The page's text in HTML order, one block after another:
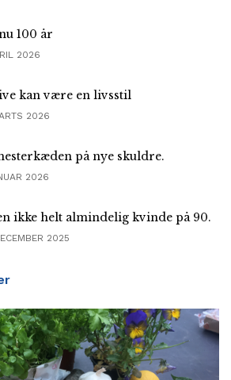
100 år
2026
kan være en livsstil
2026
på nye skuldre.
2026
ikke helt almindelig kvinde på 90.
2025